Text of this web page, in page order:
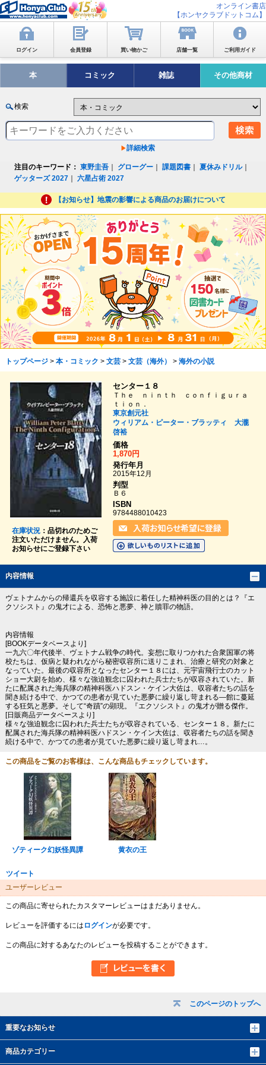
オンライン書店
【ホンヤクラブドットコム】
ログイン 会員登録 買い物かご 店舗一覧 ご利用ガイド
本 コミック 雑誌 その他商材
検索
詳細検索
注目のキーワード： 東野圭吾 グローグー ｜課題図書 ｜夏休みドリル｜
ゲッターズ 2027 ｜六星占術 2027
【お知らせ】地震の影響による商品のお届けについて
このページのトップへ
重要なお知らせ
商品カテゴリー
トップページ> 本・コミック > 文芸> 文芸（海外） > 海外の小説
在庫状況：品切れのためご
注文いただけません。入荷
お知らせにご登録下さい
センター１８
Ｔｈｅ ｎｉｎｔｈ ｃｏｎｆｉｇｕｒａ
ｔｉｏｎ．
東京創元社
ウィリアム・ピーター・ブラッティ
大瀧
啓裕
価格
1,870円
発行年月
2015年12月
判型
Ｂ６
ISBN
9784488010423
内容情報
ヴェトナムからの帰還兵を収容する施設に着任した精神科医の目的とは？『エ
クソシスト』の鬼才による、恐怖と悪夢、神と贖罪の物語。
内容情報
[BOOKデータベースより]
一九六〇年代後半、ヴェトナム戦争の時代。妄想に取りつかれた合衆国軍の将
校たちは、仮病と疑われながら秘密収容所に送りこまれ、治療と研究の対象と
なっていた。最後の収容所となったセンター１８には、元宇宙飛行士のカット
ショー大尉を始め、様々な強迫観念に囚われた兵士たちが収容されていた。新
たに配属された海兵隊の精神科医ハドスン・ケイン大佐は、収容者たちの話を
聞き続ける中で、かつての患者が見ていた悪夢に繰り返し苛まれる―館に蔓延
する狂気と悪夢。そして“奇蹟”の顕現。『エクソシスト』の鬼才が贈る傑作。
[日販商品データベースより]
様々な強迫観念に囚われた兵士たちが収容されている、センター１８。新たに
配属された海兵隊の精神科医ハドスン・ケイン大佐は、収容者たちの話を聞き
続ける中で、かつての患者が見ていた悪夢に繰り返し苛まれ…。
この商品をご覧のお客様は、こんな商品もチェックしています。
ゾティーク幻妖怪異譚 黄衣の王
ツイート
ユーザーレビュー
この商品に寄せられたカスタマーレビューはまだありません。
レビューを評価するには ログインが必要です。
この商品に対するあなたのレビューを投稿することができます。